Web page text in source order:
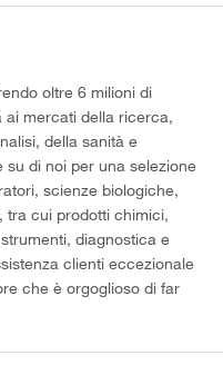
oltre 6 milioni di
ai mercati della ricerca,
della sanità e
di noi per una selezione
scienze biologiche,
tra cui prodotti chimici,
diagnostica e
clienti eccezionale
che è orgoglioso di far